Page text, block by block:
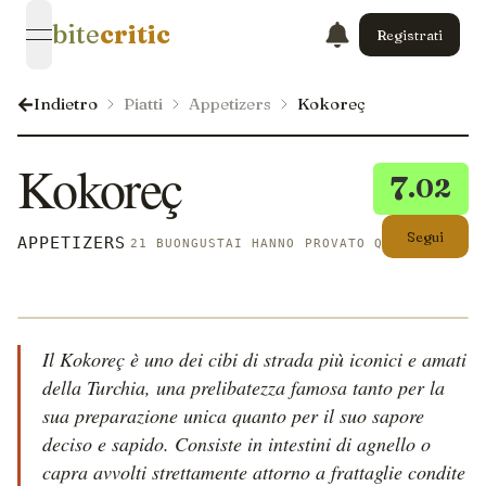
open navigation menu
bitecritic Registrati
Indietro Piatti Appetizers Kokoreç
7.02
Segui
Kokoreç
APPETIZERS 21 BUONGUSTAI HANNO PROVATO QUESTO
Il Kokoreç è uno dei cibi di strada più iconici e amati
della Turchia, una prelibatezza famosa tanto per la
sua preparazione unica quanto per il suo sapore
deciso e sapido. Consiste in intestini di agnello o
capra avvolti strettamente attorno a frattaglie condite